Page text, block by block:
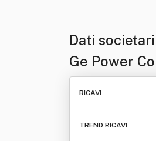
Dati
Ge Power
Italy Srl
RICAVI
TREND RICAVI